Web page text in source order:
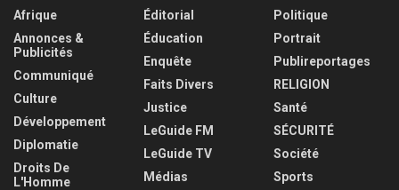
Afrique
Annonces &
Publicités
Communiqué
Culture
Développement
Diplomatie
Droits De
L'Homme
Éditorial
Éducation
Enquête
Faits Divers
Justice
LeGuide FM
LeGuide TV
Médias
Politique
Portrait
Publireportages
RELIGION
Santé
SÉCURITÉ
Société
Sports